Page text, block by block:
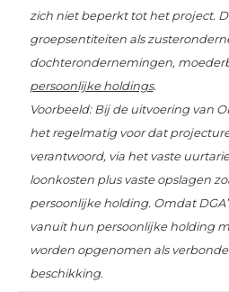
zich niet beperkt tot het project.
groepsentiteiten als
dochterondernemingen,
persoonlijke holdings.
Voorbeeld: Bij de uitvoering van
het regelmatig voor dat
verantwoord, via het vaste
loonkosten plus vaste opslagen
persoonlijke holding. Omdat
vanuit hun persoonlijke holding
worden opgenomen als
beschikking.